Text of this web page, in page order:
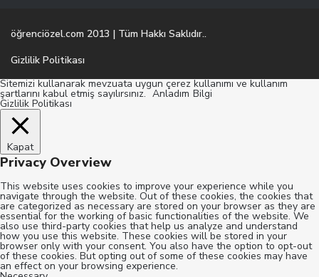
öğrenciözel.com 2013 | Tüm Hakkı Saklıdır..
Gizlilik Politikası
Sitemizi kullanarak mevzuata uygun çerez kullanımı ve kullanım
şartlarını kabul etmiş sayılırsınız. Anladım Bilgi
Gizlilik Politikası
Kapat
Privacy Overview
This website uses cookies to improve your experience while you
navigate through the website. Out of these cookies, the cookies that
are categorized as necessary are stored on your browser as they are
essential for the working of basic functionalities of the website. We
also use third-party cookies that help us analyze and understand
how you use this website. These cookies will be stored in your
browser only with your consent. You also have the option to opt-out
of these cookies. But opting out of some of these cookies may have
an effect on your browsing experience.